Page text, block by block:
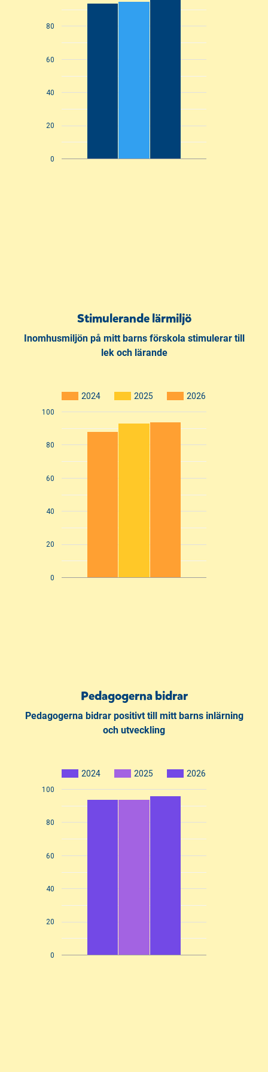
0
20
40
60
80
Stimulerande lärmiljö
Inomhusmiljön på mitt barns förskola stimulerar till
lek och lärande
2024 2025 2026
0
20
40
60
80
100
Pedagogerna bidrar
Pedagogerna bidrar positivt till mitt barns inlärning
och utveckling
2024 2025 2026
0
20
40
60
80
100